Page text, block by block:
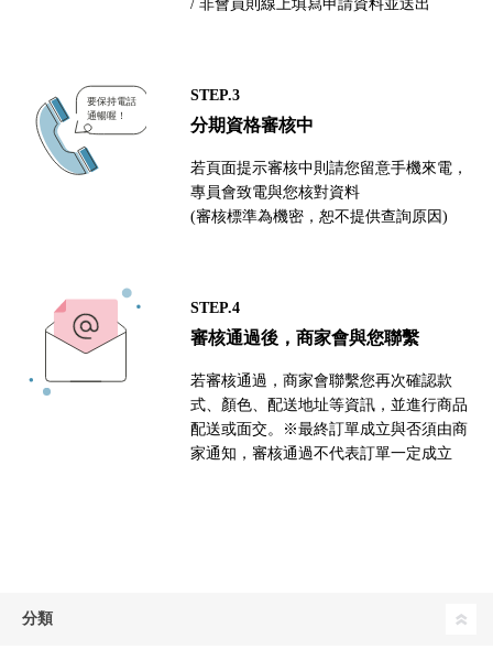
/ 非會員則線上填寫申請資料並送出
STEP.3
分期資格審核中
若頁面提示審核中則請您留意手機來電，
專員會致電與您核對資料
(審核標準為機密，恕不提供查詢原因)
STEP.4
審核通過後，商家會與您聯繫
若審核通過，商家會聯繫您再次確認款
式、顏色、配送地址等資訊，並進行商品
配送或面交。※最終訂單成立與否須由商
家通知，審核通過不代表訂單一定成立
分類